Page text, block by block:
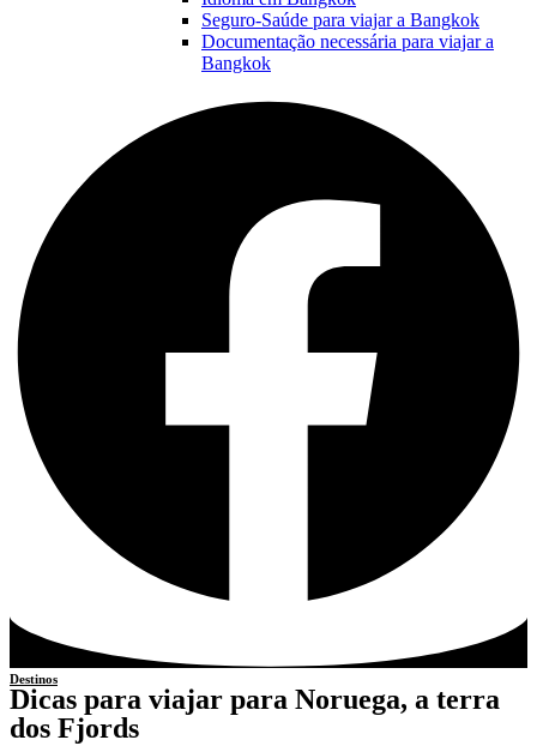
Seguro-Saúde para viajar a Bangkok
Documentação necessária para viajar a
Bangkok
Destinos
Dicas para viajar para Noruega, a terra
dos Fjords